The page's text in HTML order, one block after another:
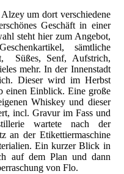
um dort verschiedene
Geschäft in einer
steht hier zum Angebot,
sämtliche
Süßes, Senf, Aufstrich,
mehr. In der Innenstadt
Dieser wird im Herbst
einen Einblick. Eine große
Whiskey und dieser
incl. Gravur im Fass und
wartete nach der
an der Etikettiermaschine
Ein kurzer Blick in
auf dem Plan und dann
von Flo.